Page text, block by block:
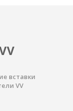
вставки
VV